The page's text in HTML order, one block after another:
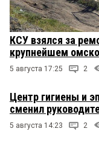
КСУ взялся за
крупнейшем
5 августа 17:25 2
Центр гигиены и
сменил
5 августа 14:23 2